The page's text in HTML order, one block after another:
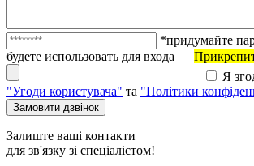
*придумайте
будете использовать для входа
Я
"Угоди користувача" та "Політики
Залиште ваші контакти
для зв'язку зі спеціалістом!